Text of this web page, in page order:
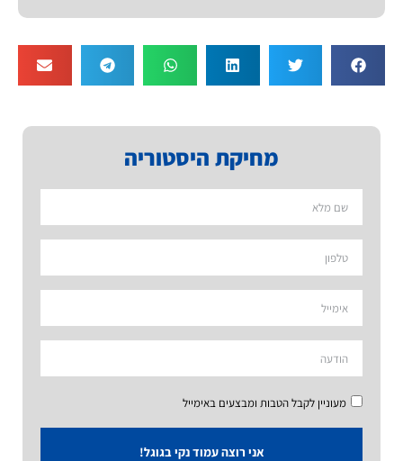
מחיקת היסטוריה
מעוניין לקבל הטבות ומבצעים באימייל
אני רוצה עמוד נקי בגוגל!